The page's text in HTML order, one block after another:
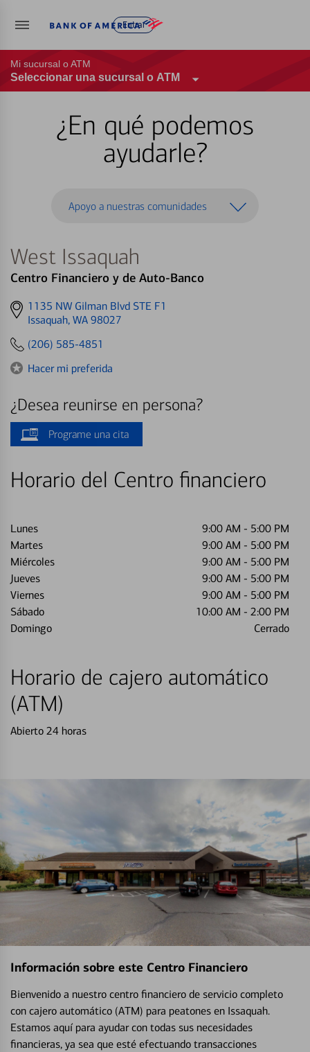
Entrar
Mi sucursal o ATM
Seleccionar una sucursal o ATM
¿En qué podemos
ayudarle?
Apoyo a nuestras comunidades
West Issaquah
Centro Financiero y de Auto-Banco
Get
directions
1135 NW Gilman Blvd STE F1
Issaquah, WA 98027
(206) 585-4851
Hacer mi preferida
¿Desea reunirse en persona?
Programe una cita
Horario del Centro financiero
Lunes 9:00 AM - 5:00 PM
Martes
9:00 AM - 5:00 PM
Miércoles
9:00 AM - 5:00 PM
Jueves
9:00 AM - 5:00 PM
Viernes
9:00 AM - 5:00 PM
Sábado
10:00 AM - 2:00 PM
Domingo
Cerrado
Horario de cajero automático
(ATM)
Abierto 24 horas
Información sobre este Centro Financiero
Bienvenido a nuestro centro financiero de servicio completo
con cajero automático (ATM) para peatones en Issaquah.
Estamos aquí para ayudar con todas sus necesidades
financieras, ya sea que esté efectuando transacciones